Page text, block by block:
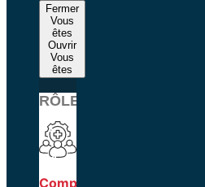
Fermer
Vous
êtes
Ouvrir
Vous
êtes
RÔLES
Compagnie